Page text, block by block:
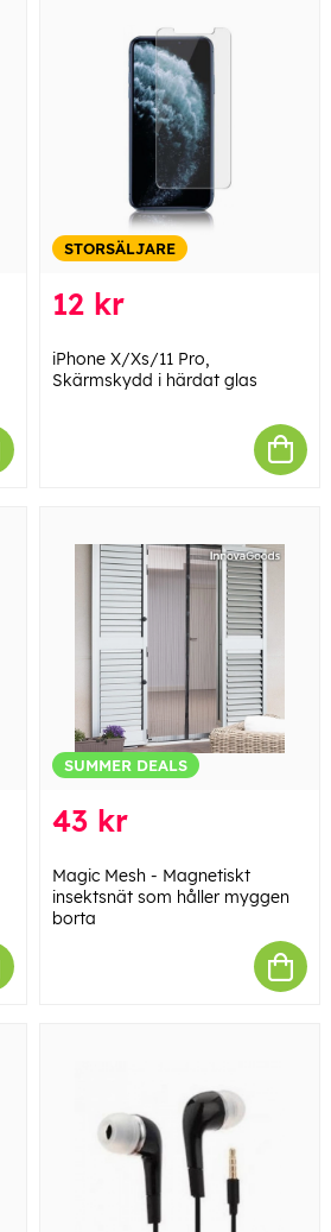
STORSÄLJARE
12 kr
iPhone X/Xs/11 Pro,
Skärmskydd i härdat glas
SUMMER DEALS
43 kr
Magic Mesh - Magnetiskt
insektsnät som håller myggen
borta